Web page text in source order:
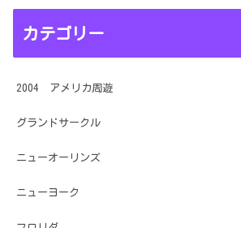
カテゴリー
2004 アメリカ周遊
グランドサークル
ニューオーリンズ
ニューヨーク